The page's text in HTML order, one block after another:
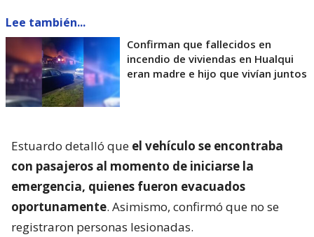
Lee también...
Confirman que fallecidos en
incendio de viviendas en Hualqui
eran madre e hijo que vivían juntos
Estuardo detalló que el vehículo se encontraba
con pasajeros al momento de iniciarse la
emergencia, quienes fueron evacuados
oportunamente. Asimismo, confirmó que no se
registraron personas lesionadas.